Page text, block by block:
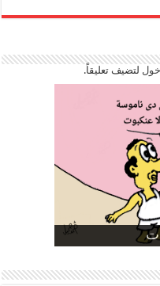
لتضيف تعليقاً.
مصر